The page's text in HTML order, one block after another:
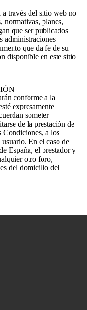
través del sitio web no
normativas, planes,
que ser publicados
administraciones
que da fe de su
disponible en este sitio
conforme a la
expresamente
someter
de la prestación de
Condiciones, a los
En el caso de
España, el prestador y
otro foro,
del domicilio del